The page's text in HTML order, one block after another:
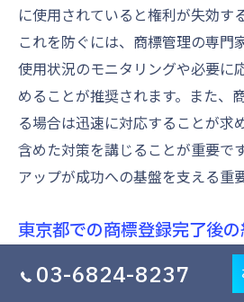
に使用されていると権利が失効す
これを防ぐには、商標管理の専門
使用状況のモニタリングや必要に
めることが推奨されます。また、
る場合は迅速に対応することが求
含めた対策を講じることが重要で
アップが成功への基盤を支える重
東京都での商標登録完了後
商標登録が完了した後の維持管理
ス成功に不可欠なプロセスです
03-6824-8237